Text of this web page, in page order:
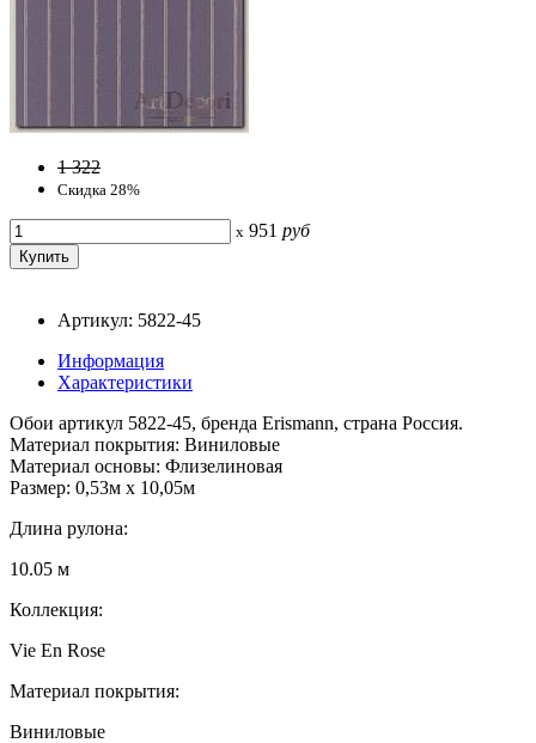
1 322
Скидка 28%
x 951 руб
Артикул: 5822-45
Информация
Характеристики
Обои артикул 5822-45, бренда Erismann, страна Россия.
Материал покрытия: Виниловые
Материал основы: Флизелиновая
Размер: 0,53м x 10,05м
Длина рулона:
10.05 м
Коллекция:
Vie En Rose
Материал покрытия:
Виниловые